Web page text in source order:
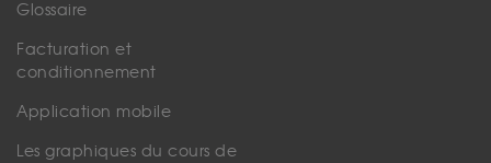
Glossaire
Facturation et
conditionnement
Application mobile
Les graphiques du cours de